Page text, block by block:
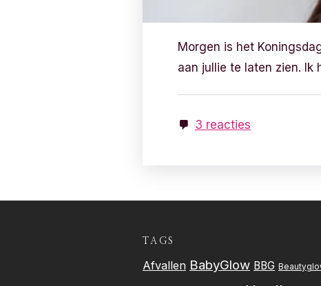
Morgen is het
aan jullie te laten zien. Ik
3 reacties
TAGS
Afvallen BabyGlow BBG